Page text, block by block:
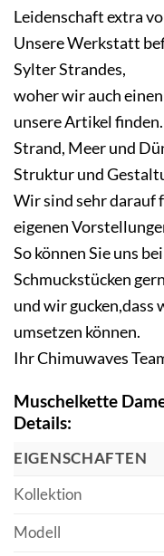
Leidenschaft extra
Unsere Werkstatt
Sylter Strandes,
woher wir auch
unsere Artikel finden.
Strand, Meer und
Struktur und
Wir sind sehr darauf
eigenen
So können Sie uns
Schmuckstücken
und wir gucken,dass
umsetzen können.
Ihr Chimuwaves
Muschelkette
Details:
EIGENSCHAFTEN
Kollektion
Modell